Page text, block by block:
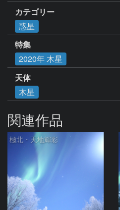
カテゴリー
惑星
特集
2020年 木星
天体
木星
関連作品
極北・天地輝彩